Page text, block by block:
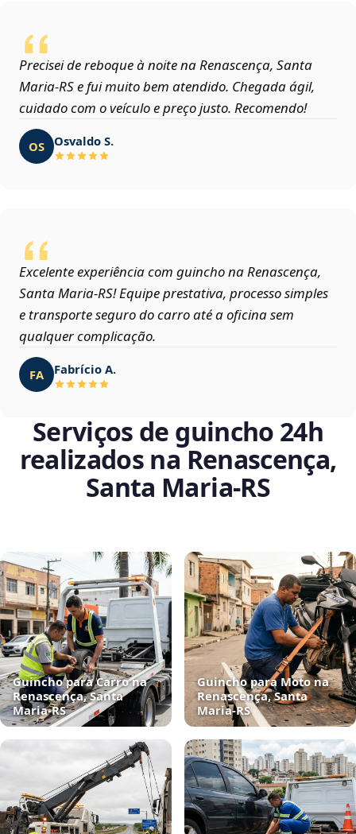
Precisei de reboque à noite na Renascença, Santa
Maria‑RS e fui muito bem atendido. Chegada ágil,
cuidado com o veículo e preço justo. Recomendo!
OS Osvaldo S.
Excelente experiência com guincho na Renascença,
Santa Maria‑RS! Equipe prestativa, processo simples
e transporte seguro do carro até a oficina sem
qualquer complicação.
FA Fabrício A.
Serviços de guincho 24h
realizados na Renascença,
Santa Maria‑RS
Guincho para Carro na
Renascença, Santa
Maria‑RS
Guincho para Moto na
Renascença, Santa
Maria‑RS